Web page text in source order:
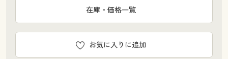
お気に入りに追加
在庫・価格一覧